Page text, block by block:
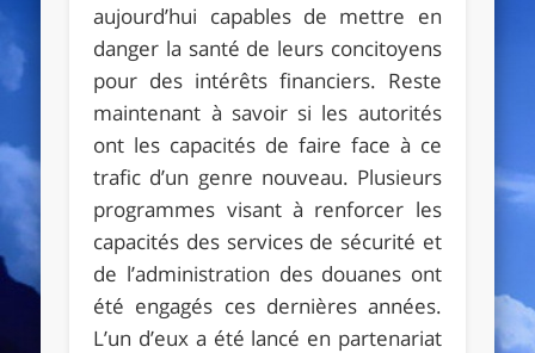
aujourd’hui capables de mettre en
danger la santé de leurs concitoyens
pour des intérêts financiers. Reste
maintenant à savoir si les autorités
ont les capacités de faire face à ce
trafic d’un genre nouveau. Plusieurs
programmes visant à renforcer les
capacités des services de sécurité et
de l’administration des douanes ont
été engagés ces dernières années.
L’un d’eux a été lancé en partenariat